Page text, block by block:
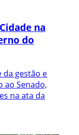
na
do
gestão e
ao Senado,
na ata da